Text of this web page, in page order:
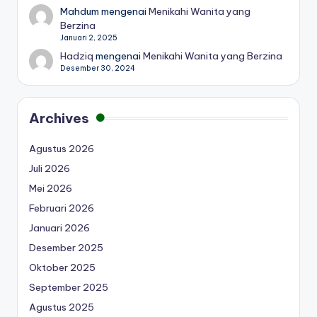
Mahdum mengenaiMenikahi Wanita yang
Berzina
Januari 2, 2025
Hadziq mengenaiMenikahi Wanita yang Berzina
Desember 30, 2024
Archives
Agustus 2026
Juli 2026
Mei 2026
Februari 2026
Januari 2026
Desember 2025
Oktober 2025
September 2025
Agustus 2025